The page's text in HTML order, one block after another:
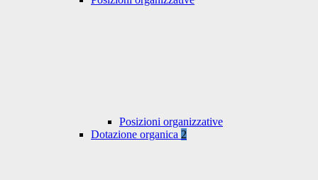
Posizioni organizzative
Dotazione organica 2